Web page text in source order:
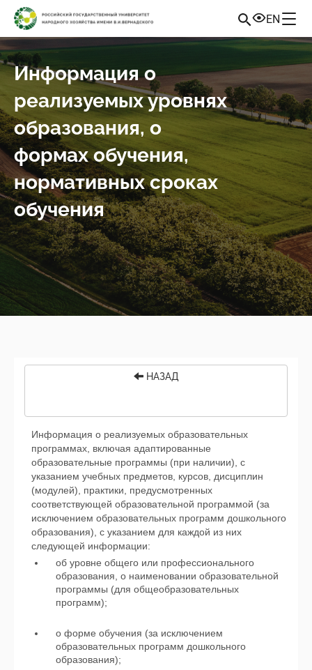
EN
Информация о
реализуемых уровнях
образования, о
формах обучения,
нормативных сроках
обучения
НАЗАД
Информация о реализуемых образовательных
программах, включая адаптированные
образовательные программы (при наличии), с
указанием учебных предметов, курсов, дисциплин
(модулей), практики, предусмотренных
соответствующей образовательной программой (за
исключением образовательных программ дошкольного
образования), с указанием для каждой из них
следующей информации:
об уровне общего или профессионального
образования, о наименовании образовательной
программы (для общеобразовательных
программ);
о форме обучения (за исключением
образовательных программ дошкольного
образования);